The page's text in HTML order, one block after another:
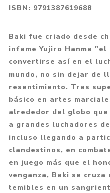
ISBN: 9791387619688
Baki fue criado desde
infame Yujiro Hanma
convertirse así en el
mundo, no sin dejar de
resentimiento. Tras
básico en artes
alrededor del globo
a grandes luchadores
incluso llegando a
clandestinos, en
en juego más que el
venganza, Baki se cruza
temibles en un